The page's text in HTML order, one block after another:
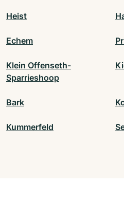
Heist
Echem
Klein Offenseth-
Sparrieshoop
Bark
Kummerfeld